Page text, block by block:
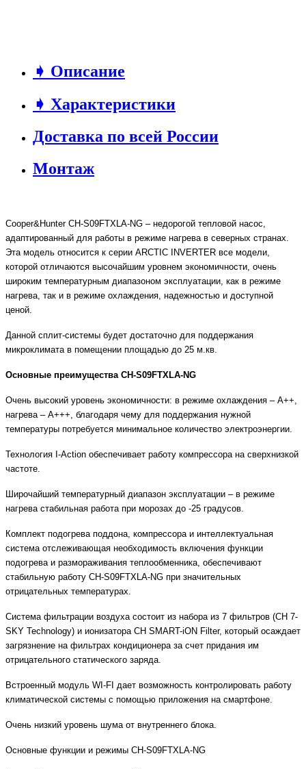
➧ Описание
➧ Характеристики
Доставка по всей России
Монтаж
Cooper&Hunter CH-S09FTXLA-NG – недорогой тепловой насос,
адаптированный для работы в режиме нагрева в северных странах.
Эта модель относится к серии ARCTIC INVERTER все модели,
которой отличаются высочайшим уровнем экономичности, очень
широким температурным диапазоном эксплуатации, как в режиме
нагрева, так и в режиме охлаждения, надежностью и доступной
ценой.
Данной сплит-системы будет достаточно для поддержания
микроклимата в помещении площадью до 25 м.кв.
Основные преимущества CH-S09FTXLA-NG
Очень высокий уровень экономичности: в режиме охлаждения – А++,
нагрева – А+++, благодаря чему для поддержания нужной
температуры потребуется минимальное количество электроэнергии.
Технология I-Action обеспечивает работу компрессора на сверхнизкой
частоте.
Широчайший температурный диапазон эксплуатации – в режиме
нагрева стабильная работа при морозах до -25 градусов.
Комплект подогрева поддона, компрессора и интеллектуальная
система отслеживающая необходимость включения функции
подогрева и размораживания теплообменника, обеспечивают
стабильную работу CH-S09FTXLA-NG при значительных
отрицательных температурах.
Система фильтрации воздуха состоит из набора из 7 фильтров (CH 7-
SKY Technology) и ионизатора CH SMART-iON Filter, который осаждает
загрязнение на фильтрах кондиционера за счет придания им
отрицательного статического заряда.
Встроенный модуль WI-FI дает возможность контролировать работу
климатической системы с помощью приложения на смартфоне.
Очень низкий уровень шума от внутреннего блока.
Основные функции и режимы CH-S09FTXLA-NG